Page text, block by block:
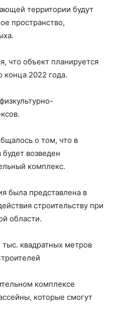
территории будут
пространство,
что объект планируется
конца 2022 года.
о том, что в
возведен
комплекс.
была представлена в
строительству при
области.
квадратных метров
комплексе
которые смогут